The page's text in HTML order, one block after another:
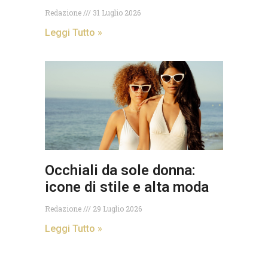
Redazione 31 Luglio 2026
Leggi Tutto »
Occhiali da sole donna:
icone di stile e alta moda
Redazione 29 Luglio 2026
Leggi Tutto »